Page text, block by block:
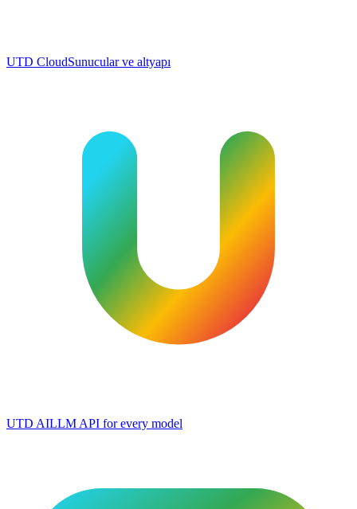
UTD CloudSunucular ve altyapı
UTD AILLM API for every model